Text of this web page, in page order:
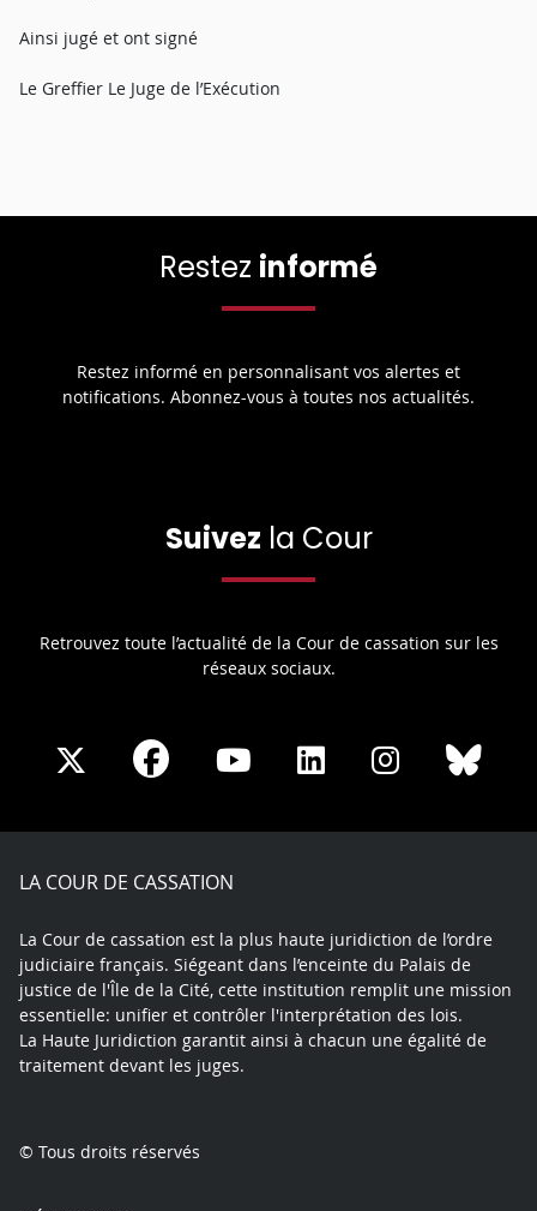
Ainsi jugé et ont signé
Le Greffier Le Juge de l’Exécution
Restez informé
Restez informé en personnalisant vos alertes et
notifications. Abonnez-vous à toutes nos actualités.
Suivez la Cour
Retrouvez toute l’actualité de la Cour de cassation sur les
réseaux sociaux.
Share
X
Share
Facebook
Share
Youtube
Share
LinkedIn
Share
Instagram
LA COUR DE CASSATION
La Cour de cassation est la plus haute juridiction de l’ordre
judiciaire français. Siégeant dans l’enceinte du Palais de
justice de l'Île de la Cité, cette institution remplit une mission
essentielle: unifier et contrôler l'interprétation des lois.
La Haute Juridiction garantit ainsi à chacun une égalité de
traitement devant les juges.
© Tous droits réservés